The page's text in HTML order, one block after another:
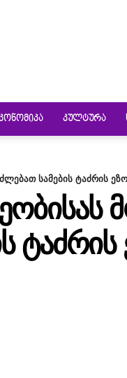
ᲙᲣᲚᲢᲣᲠᲐ
სამების ტაძრის